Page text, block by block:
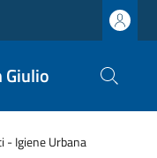
Giulio
- Igiene Urbana